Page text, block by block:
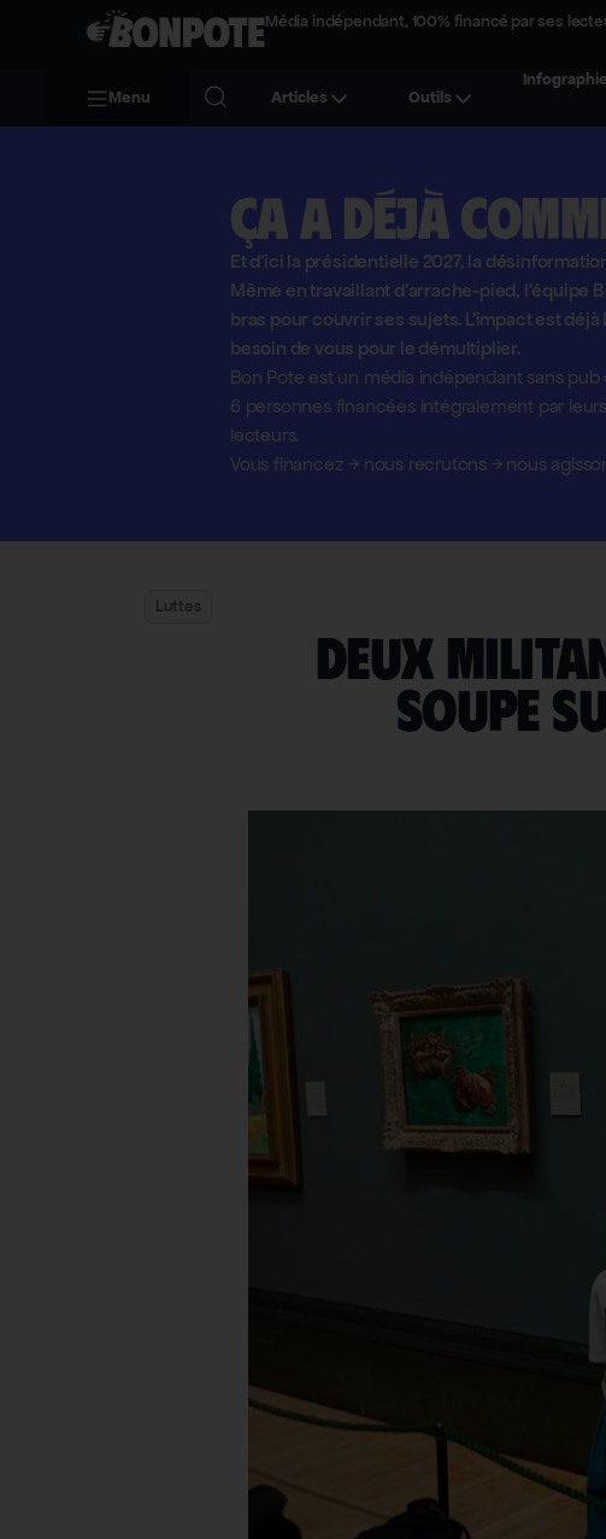
Média indépendant, 100% financé par ses
Menu Articles Outils
Ça a déjà
Et d'ici la présidentielle 2027, la
Même en travaillant d'arrache-pied, l'équipe
bras pour couvrir ses sujets. L'impact est déjà
besoin de vous pour le démultiplier.
Bon Pote est un média indépendant sans pub
6 personnes financées intégralement par
lecteurs.
Vous financez→nous recrutons →nous
Luttes
Deux
soupe